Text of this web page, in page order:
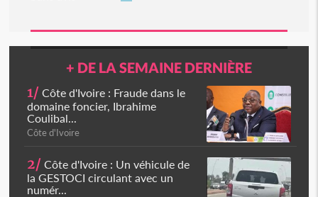
+ DE LA SEMAINE DERNIÈRE
1/ Côte d'Ivoire : Fraude dans le
domaine foncier, Ibrahime
Coulibal...
Côte d'Ivoire
2/ Côte d'Ivoire : Un véhicule de
la GESTOCI circulant avec un
numér...